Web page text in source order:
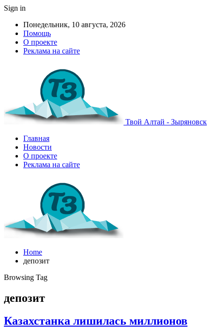
Sign in
Понедельник, 10 августа, 2026
Помощь
О проекте
Реклама на сайте
Твой Алтай - Зыряновск
Главная
Новости
О проекте
Реклама на сайте
Home
депозит
Browsing Tag
депозит
Казахстанка лишилась миллионов